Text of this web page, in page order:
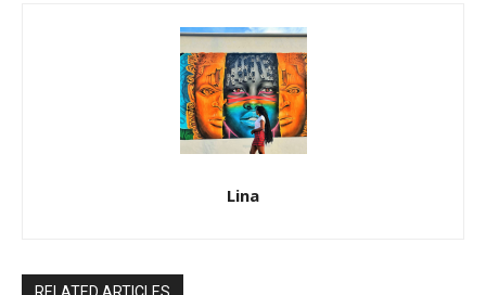
Lina